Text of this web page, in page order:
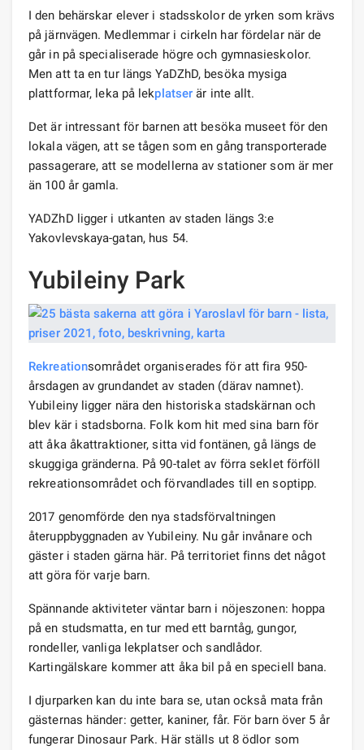
I den behärskar elever i stadsskolor de yrken som krävs
på järnvägen. Medlemmar i cirkeln har fördelar när de
går in på specialiserade högre och gymnasieskolor.
Men att ta en tur längs YaDZhD, besöka mysiga
plattformar, leka på lekplatser är inte allt.
Det är intressant för barnen att besöka museet för den
lokala vägen, att se tågen som en gång transporterade
passagerare, att se modellerna av stationer som är mer
än 100 år gamla.
YADZhD ligger i utkanten av staden längs 3:e
Yakovlevskaya-gatan, hus 54.
Yubileiny Park
Rekreationsområdet organiserades för att fira 950-
årsdagen av grundandet av staden (därav namnet).
Yubileiny ligger nära den historiska stadskärnan och
blev kär i stadsborna. Folk kom hit med sina barn för
att åka åkattraktioner, sitta vid fontänen, gå längs de
skuggiga gränderna. På 90-talet av förra seklet förföll
rekreationsområdet och förvandlades till en soptipp.
2017 genomförde den nya stadsförvaltningen
återuppbyggnaden av Yubileiny. Nu går invånare och
gäster i staden gärna här. På territoriet finns det något
att göra för varje barn.
Spännande aktiviteter väntar barn i nöjeszonen: hoppa
på en studsmatta, en tur med ett barntåg, gungor,
rondeller, vanliga lekplatser och sandlådor.
Kartingälskare kommer att åka bil på en speciell bana.
I djurparken kan du inte bara se, utan också mata från
gästernas händer: getter, kaniner, får. För barn över 5 år
fungerar Dinosaur Park. Här ställs ut 8 ödlor som